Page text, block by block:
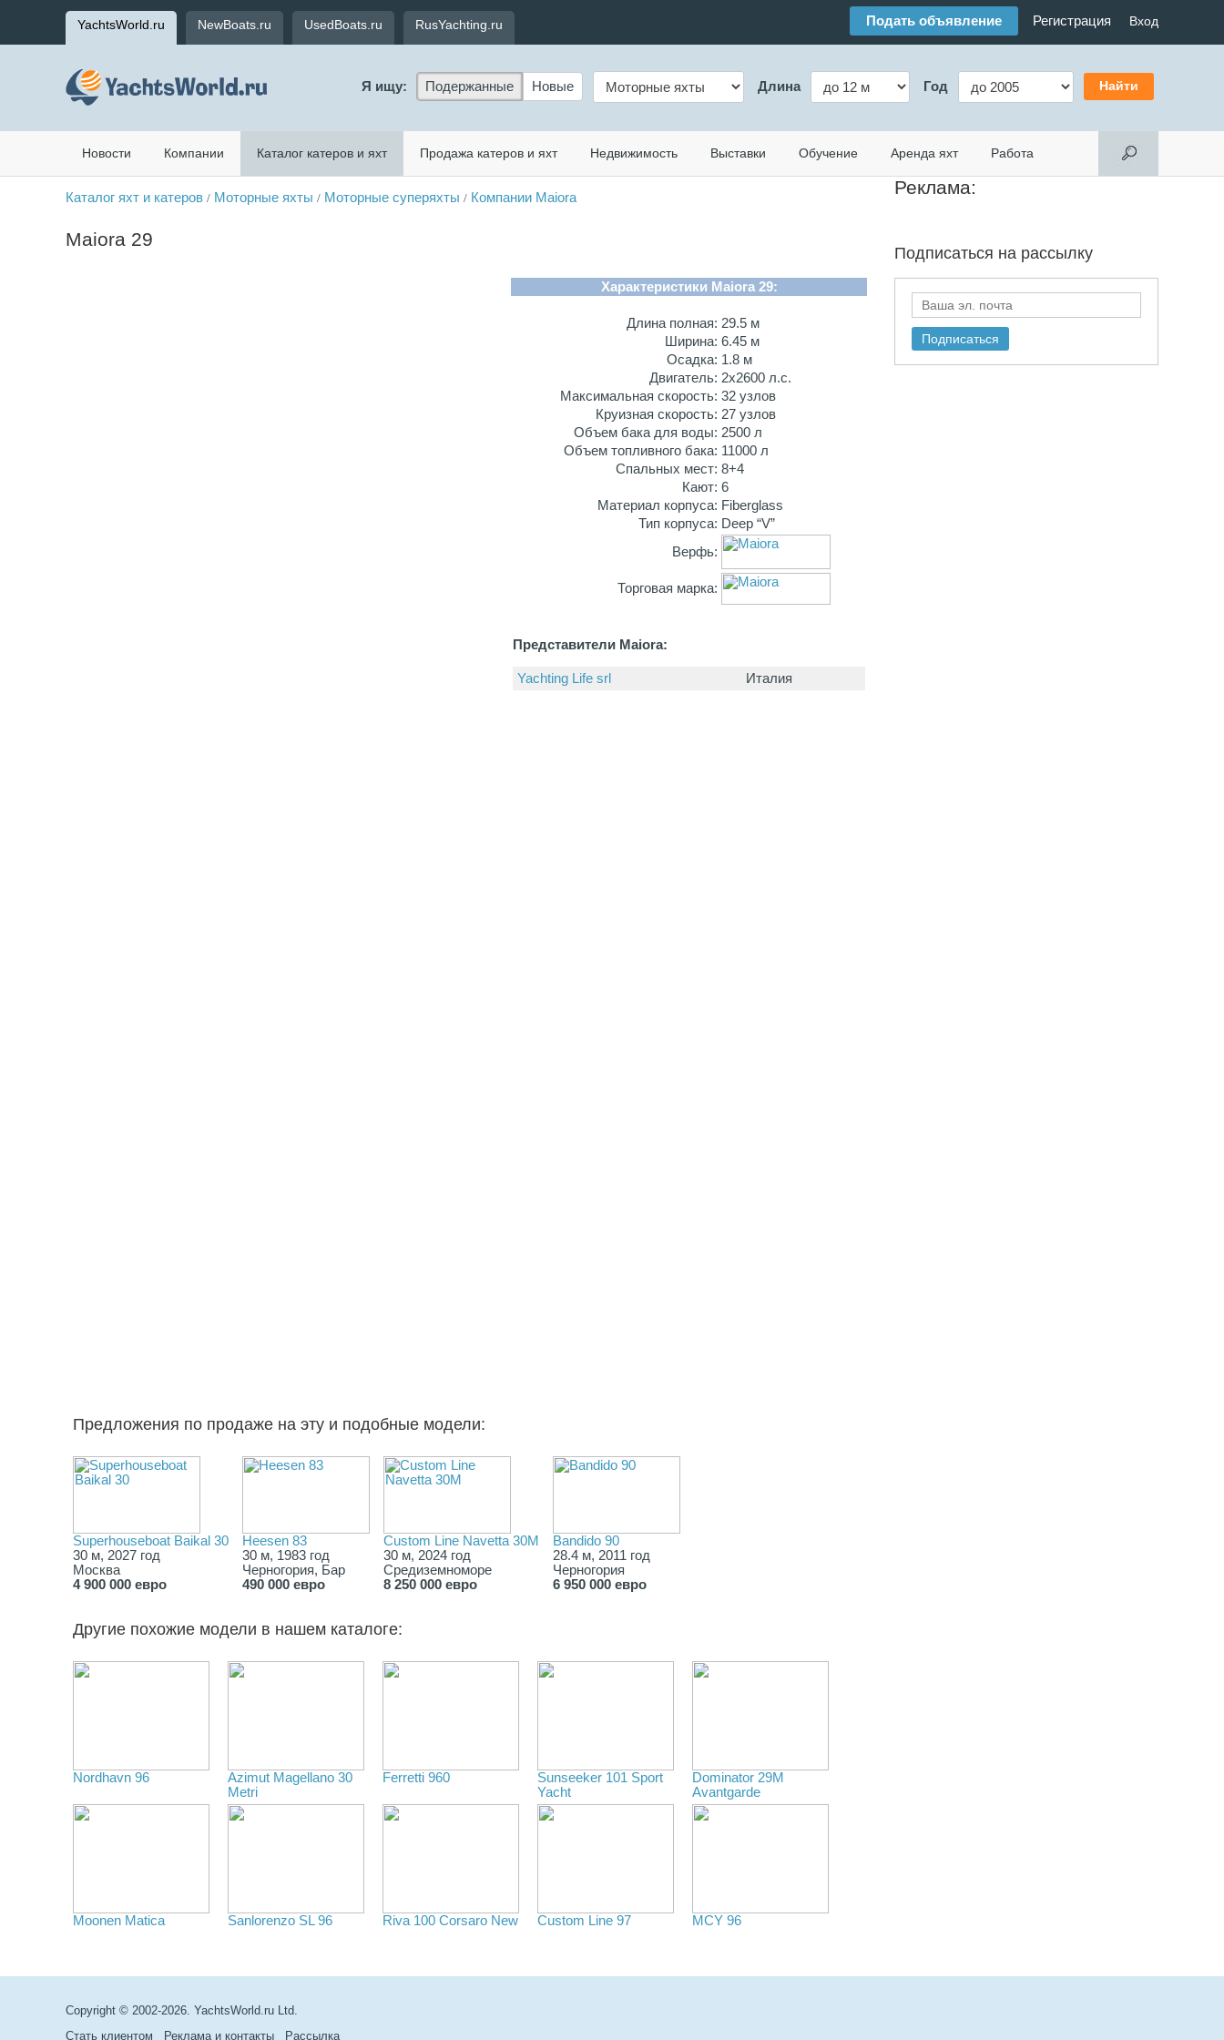
YachtsWorld.ru NewBoats.ru UsedBoats.ru RusYachting.ru Подать объявление Регистрация Вход
Я ищу: Подержанные Новые Длина Год
Новости Компании Каталог катеров и яхт Продажа катеров и яхт Недвижимость Выставки Обучение Аренда яхт Работа
Каталог яхт и катеров / Моторные яхты / Моторные суперяхты / Компании Maiora
Maiora 29
Характеристики Maiora 29:
Длина полная: 29.5 м
Ширина: 6.45 м
Осадка: 1.8 м
Двигатель: 2x2600 л.с.
Максимальная скорость: 32 узлов
Круизная скорость: 27 узлов
Объем бака для воды: 2500 л
Объем топливного бака: 11000 л
Спальных мест: 8+4
Кают: 6
Материал корпуса: Fiberglass
Тип корпуса: Deep “V”
Верфь:
Торговая марка:
Представители Maiora:
Yachting Life srl Италия
Предложения по продаже на эту и подобные модели:
Superhouseboat Baikal 30
30 м, 2027 год
Москва
4 900 000 евро
Heesen 83
30 м, 1983 год
Черногория, Бар
490 000 евро
Custom Line Navetta 30M
30 м, 2024 год
Средиземноморе
8 250 000 евро
Bandido 90
28.4 м, 2011 год
Черногория
6 950 000 евро
Другие похожие модели в нашем каталоге:
Nordhavn 96
Azimut Magellano 30
Metri
Ferretti 960
Sunseeker 101 Sport
Yacht
Dominator 29M
Avantgarde
Moonen Matica Sanlorenzo SL 96 Riva 100 Corsaro New Custom Line 97 MCY 96
Реклама:
Подписаться на рассылку
Copyright © 2002-2026. YachtsWorld.ru Ltd.
Стать клиентом
Реклама и контакты Рассылка